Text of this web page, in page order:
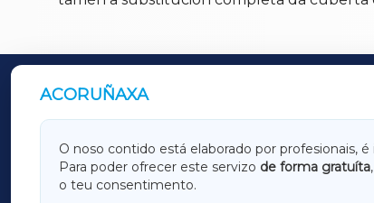
ACORUÑAXA
O noso contido está elaborado por profesionais,
Para poder ofrecer este servizo de forma gratuíta
o teu consentimento.
OUTROS PERIÓDICOS
GALICIAXA
AMARIÑAXA
OURENSEXA